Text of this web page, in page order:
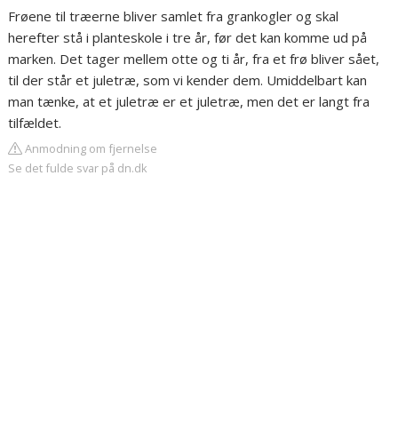
Frøene til træerne bliver samlet fra grankogler og skal
herefter stå i planteskole i tre år, før det kan komme ud på
marken. Det tager mellem otte og ti år, fra et frø bliver sået,
til der står et juletræ, som vi kender dem. Umiddelbart kan
man tænke, at et juletræ er et juletræ, men det er langt fra
tilfældet.
Anmodning om fjernelse
Se det fulde svar på dn.dk